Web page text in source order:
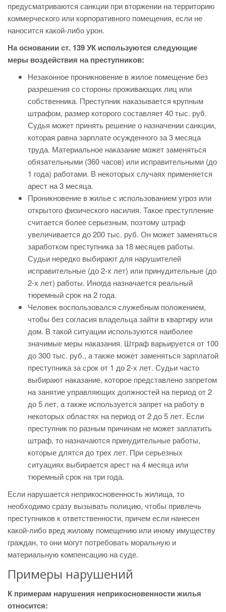
предусматриваются санкции при вторжении на территорию
коммерческого или корпоративного помещения, если не
наносится какой-либо урон.
На основании ст. 139 УК используются следующие
меры воздействия на преступников:
Незаконное проникновение в жилое помещение без
разрешения со стороны проживающих лиц или
собственника. Преступник наказывается крупным
штрафом, размер которого составляет 40 тыс. руб.
Судья может принять решение о назначении санкции,
которая равна зарплате осужденного за 3 месяца
труда. Материальное наказание может заменяться
обязательными (360 часов) или исправительными (до
1 года) работами. В некоторых случаях применяется
арест на 3 месяца.
Проникновение в жилье с использованием угроз или
открытого физического насилия. Такое преступление
считается более серьезным, поэтому штраф
увеличивается до 200 тыс. руб. Он может заменяться
заработком преступника за 18 месяцев работы.
Судьи нередко выбирают для нарушителей
исправительные (до 2-х лет) или принудительные (до
2-х лет) работы. Иногда назначается реальный
тюремный срок на 2 года.
Человек воспользовался служебным положением,
чтобы без согласия владельца зайти в квартиру или
дом. В такой ситуации используются наиболее
значимые меры наказания. Штраф варьируется от 100
до 300 тыс. руб., а также может заменяться зарплатой
преступника за срок от 1 до 2-х лет. Судьи часто
выбирают наказание, которое представлено запретом
на занятие управляющих должностей на период от 2
до 5 лет, а также используется запрет на работу в
некоторых областях на период от 2 до 5 лет. Если
преступник по разным причинам не может заплатить
штраф, то назначаются принудительные работы,
которые длятся до трех лет. При серьезных
ситуациях выбирается арест на 4 месяца или
тюремный срок на три года.
Если нарушается неприкосновенность жилища, то
необходимо сразу вызывать полицию, чтобы привлечь
преступников к ответственности, причем если нанесен
какой-либо вред жилому помещению или иному имуществу
граждан, то они могут потребовать моральную и
материальную компенсацию на суде.
Примеры нарушений
К примерам нарушения неприкосновенности жилья
относится: